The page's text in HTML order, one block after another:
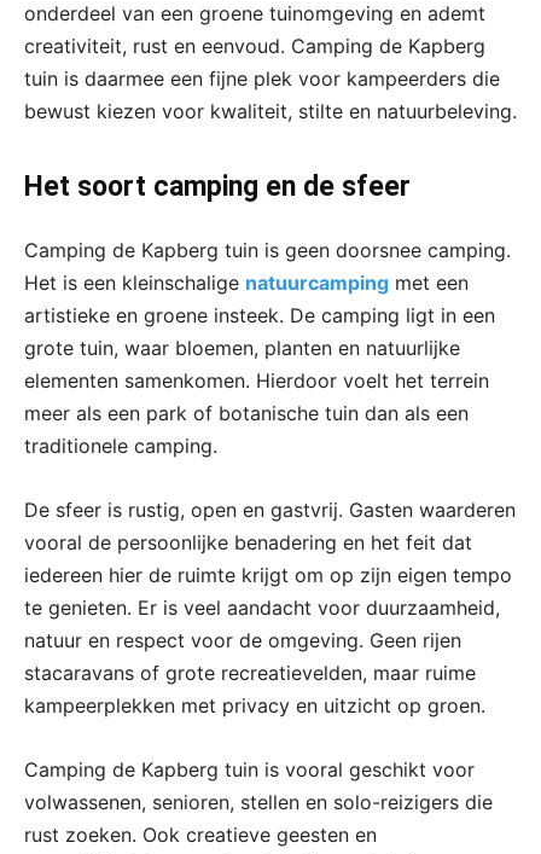
onderdeel van een groene tuinomgeving en ademt
creativiteit, rust en eenvoud. Camping de Kapberg
tuin is daarmee een fijne plek voor kampeerders die
bewust kiezen voor kwaliteit, stilte en natuurbeleving.
Het soort camping en de sfeer
Camping de Kapberg tuin is geen doorsnee camping.
Het is een kleinschalige natuurcamping met een
artistieke en groene insteek. De camping ligt in een
grote tuin, waar bloemen, planten en natuurlijke
elementen samenkomen. Hierdoor voelt het terrein
meer als een park of botanische tuin dan als een
traditionele camping.
De sfeer is rustig, open en gastvrij. Gasten waarderen
vooral de persoonlijke benadering en het feit dat
iedereen hier de ruimte krijgt om op zijn eigen tempo
te genieten. Er is veel aandacht voor duurzaamheid,
natuur en respect voor de omgeving. Geen rijen
stacaravans of grote recreatievelden, maar ruime
kampeerplekken met privacy en uitzicht op groen.
Camping de Kapberg tuin is vooral geschikt voor
volwassenen, senioren, stellen en solo-reizigers die
rust zoeken. Ook creatieve geesten en